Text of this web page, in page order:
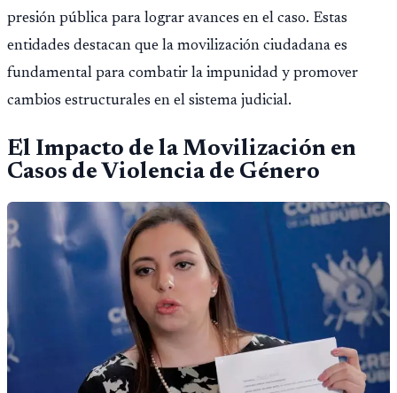
presión pública para lograr avances en el caso. Estas
entidades destacan que la movilización ciudadana es
fundamental para combatir la impunidad y promover
cambios estructurales en el sistema judicial.
El Impacto de la Movilización en
Casos de Violencia de Género